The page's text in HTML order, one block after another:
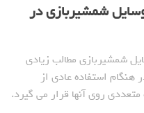
شمشیربازی در
شمشیربازی مطالب زیادی
استفاده عادی از
روی آنها قرار می گیرد.